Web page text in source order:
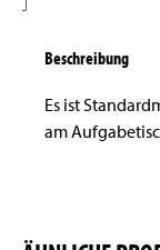
Beschreibung
Es ist
am